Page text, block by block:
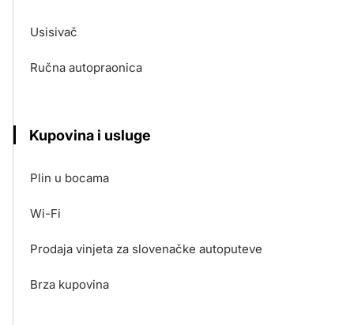
Usisivač
Ručna autopraonica
Kupovina i usluge
Plin u bocama
Wi-Fi
Prodaja vinjeta za slovenačke autoputeve
Brza kupovina